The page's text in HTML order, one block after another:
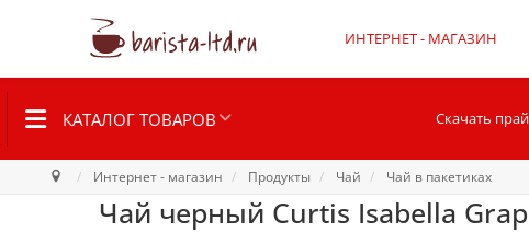
ИНТЕРНЕТ - МАГАЗИН
КАТАЛОГ ТОВАРОВ Скачать
Интернет - магазин
Продукты Чай Чай в пакетиках
Чай черный Curtis Isabella